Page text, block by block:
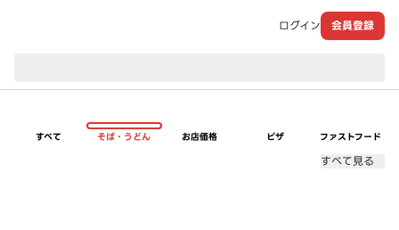
ログイン 会員登録
すべて そば・うどん お店価格 ピザ ファストフード
すべて見る